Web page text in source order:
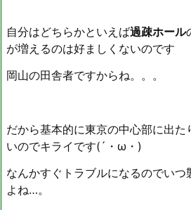
自分はどちらかといえば過疎ホール
が増えるのは好ましくないのです
岡山の田舎者ですからね。。。
だから基本的に東京の中心部に出た
いのでキライです(´・ω・)
なんかすぐトラブルになるのでいつ
よね…。